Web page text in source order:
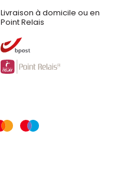
Livraison à domicile ou en
Point Relais